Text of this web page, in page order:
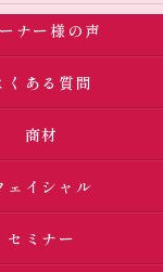
ナー様の声
くある質問
商材
ェイシャル
セミナー